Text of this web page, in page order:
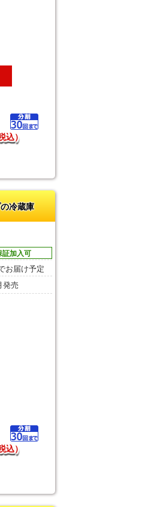
込）
冷蔵庫
証加入可
お届け予定
発売
込）